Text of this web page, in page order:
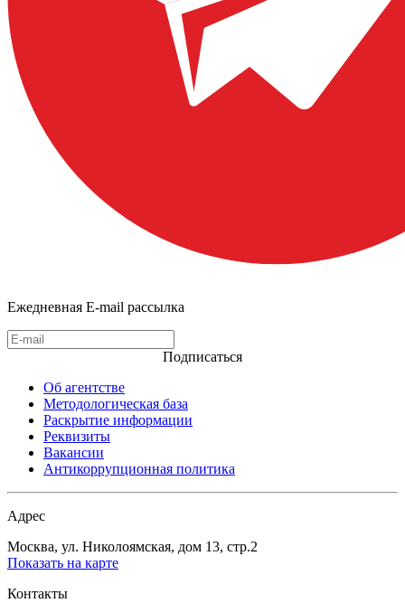
Ежедневная E-mail рассылка
Подписаться
Об агентстве
Методологическая база
Раскрытие информации
Реквизиты
Вакансии
Антикоррупционная политика
Адрес
Москва, ул. Николоямская, дом 13, стр.2
Показать на карте
Контакты